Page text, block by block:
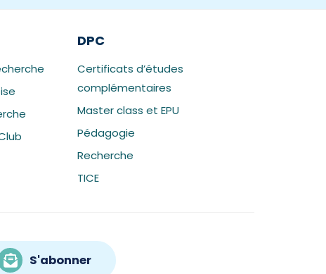
DPC
Certificats d’études
complémentaires
Master class et EPU
Pédagogie
Recherche
TICE
S'abonner